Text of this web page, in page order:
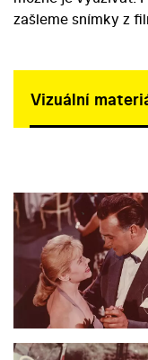
zašleme snímky z
Vizuální